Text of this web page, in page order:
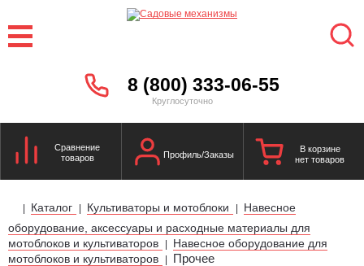
8 (800) 333-06-55
Круглосуточно
Сравнение
товаров
Профиль/Заказы
В корзине
нет товаров
| Каталог | Культиваторы и мотоблоки |
Навесное
оборудование, аксессуары и расходные материалы для
мотоблоков и культиваторов
|
Навесное оборудование для
мотоблоков и культиваторов
| Прочее